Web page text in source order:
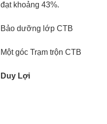
đạt khoảng 43%.
Bảo dưỡng lớp CTB
Một góc Trạm trộn CTB
Duy Lợi